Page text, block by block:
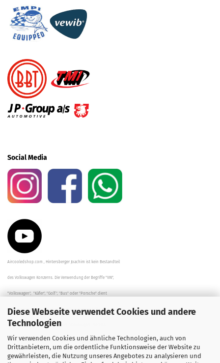
Diese Webseite verwendet Cookies und andere
Technologien
Wir verwenden Cookies und ähnliche Technologien, auch von
Drittanbietern, um die ordentliche Funktionsweise der Website zu
gewährleisten, die Nutzung unseres Angebotes zu analysieren und
Social Media
Aircooledshop.com , Hintersberger Joachim ist kein Bestandteil
des Volkswagen Konzerns. Die Verwendung der Begriffe "VW",
"Volkswagen", "Käfer", "Golf", "Bus" oder "Porsche" dient
der Beschreibung der Teile und stellt in keinem Fall eine direkte
Verbindung zu dem Unternehmen "Volkswagen" her/da.
Die Beschreibungen, Zeichnungen und Angaben zur
Verwendung sind sorgfältig überprüft worden.